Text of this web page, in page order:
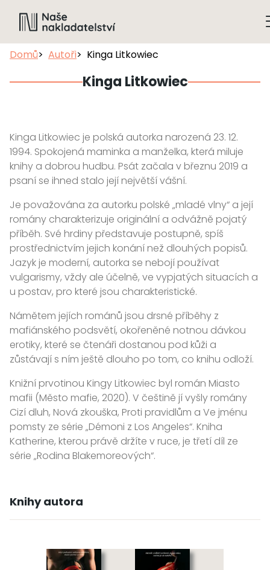
Domů Autoři Kinga Litkowiec
Kinga Litkowiec
Kinga Litkowiec je polská autorka narozená 23. 12.
1994. Spokojená maminka a manželka, která miluje
knihy a dobrou hudbu. Psát začala v březnu 2019 a
psaní se ihned stalo její největší vášní.
Je považována za autorku polské „mladé vlny“ a její
romány charakterizuje originální a odvážně pojatý
příběh. Své hrdiny představuje postupně, spíš
prostřednictvím jejich konání než dlouhých popisů.
Jazyk je moderní, autorka se nebojí používat
vulgarismy, vždy ale účelně, ve vypjatých situacích a
u postav, pro které jsou charakteristické.
Námětem jejích románů jsou drsné příběhy z
mafiánského podsvětí, okořeněné notnou dávkou
erotiky, které se čtenáři dostanou pod kůži a
zůstávají s ním ještě dlouho po tom, co knihu odloží.
Knižní prvotinou Kingy Litkowiec byl román Miasto
mafii (Město mafie, 2020). V češtině jí vyšly romány
Cizí dluh, Nová zkouška, Proti pravidlům a Ve jménu
pomsty ze série „Démoni z Los Angeles“. Kniha
Katherine, kterou právě držíte v ruce, je třetí díl ze
série „Rodina Blakemoreových“.
Knihy autora